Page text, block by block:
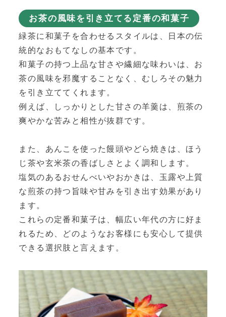
お茶の風味を引き立てる定番の和菓子
緑茶に和菓子を合わせるスタイルは、日本の伝
統的なおもてなしの基本です。
和菓子の持つ上品な甘さや繊細な味わいは、お
茶の風味を邪魔することなく、むしろその魅力
を引き立ててくれます。
例えば、しっかりとした甘さの羊羹は、煎茶の
爽やかな苦みと相性が抜群です。
また、あんこを使った饅頭やどら焼きは、ほう
じ茶や玄米茶の香ばしさとよく調和します。
塩気のあるおせんべいやおかきは、玉露や上質
な煎茶の持つ旨味や甘みを引き出す効果があり
ます。
これらの定番和菓子は、幅広い年代の方に好ま
れるため、どのようなお客様にも安心して提供
できる選択肢と言えます。